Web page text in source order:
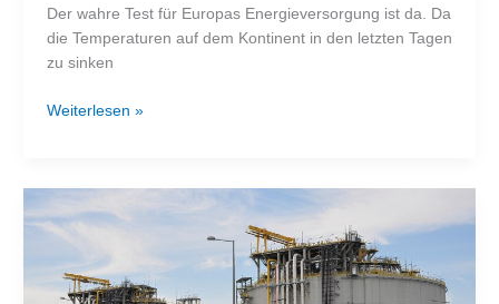
Der wahre Test für Europas Energieversorgung ist da. Da
die Temperaturen auf dem Kontinent in den letzten Tagen
zu sinken
Was
Gas
ausgeht?
Weiterlesen »